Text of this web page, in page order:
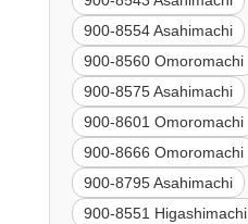
900-8554 Asahimachi
900-8560 Omoromachi
900-8575 Asahimachi
900-8601 Omoromachi
900-8666 Omoromachi
900-8795 Asahimachi
900-8551 Higashimachi